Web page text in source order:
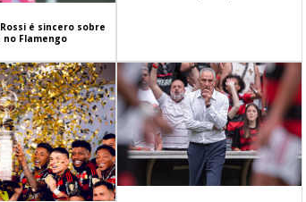
é sincero sobre
Flamengo